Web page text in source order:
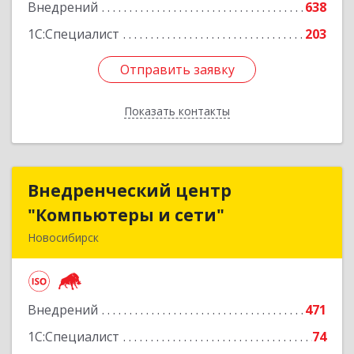
Внедрений
638
1С:Специалист
203
Отправить заявку
Показать контакты
Отправить заявку
Назад
Внедренческий центр
"Компьютеры и сети"
Новосибирск
Внедрений
471
1С:Специалист
74
Внедренческий центр
"Компьютеры и сети"
Подробнее